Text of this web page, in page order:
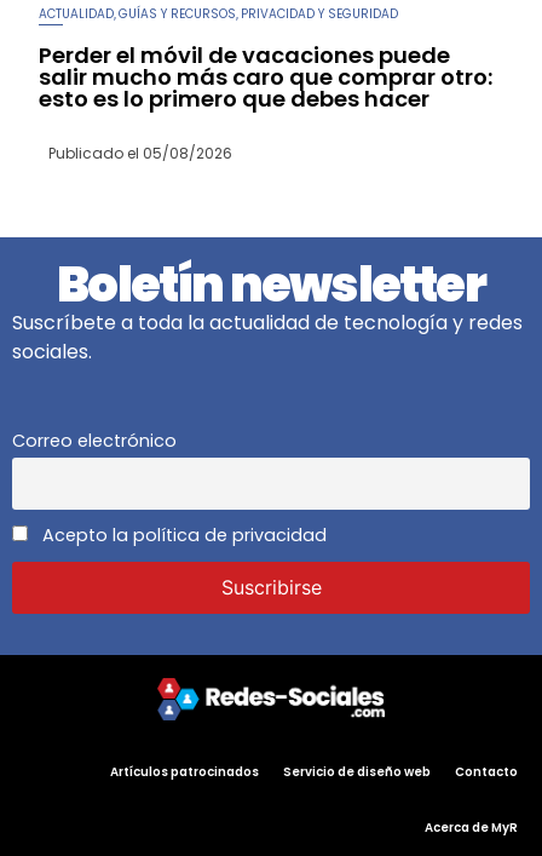
ACTUALIDAD ,GUÍAS Y RECURSOS PRIVACIDAD Y SEGURIDAD
Perder el móvil de vacaciones puede
salir mucho más caro que comprar otro:
esto es lo primero que debes hacer
Publicado el 05/08/2026
Boletín newsletter
Suscríbete a toda la actualidad de tecnología y redes
sociales.
Correo electrónico
Acepto la política de privacidad
Artículos patrocinados Servicio de diseño web Contacto
Acerca de MyR